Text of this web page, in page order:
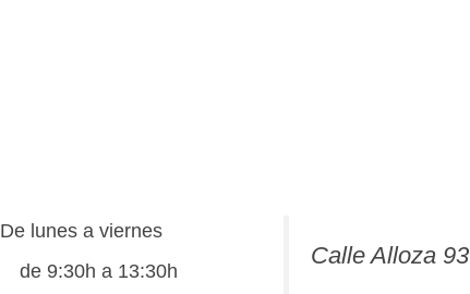
De lunes a viernes
de 9:30h a 13:30h
Calle Alloza 93